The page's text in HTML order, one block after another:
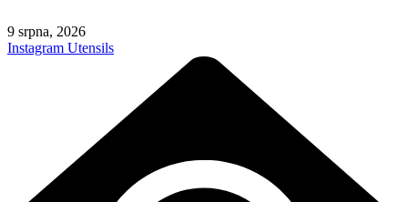
to
content
9 srpna, 2026
Instagram Utensils